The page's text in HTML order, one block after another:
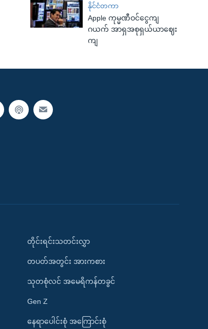
နိုင်ငံတကာ
Apple ကုမ္မဏီဝင်ငွေကျ
ဂယက် အာရှအစုရှယ်ယာဈေး
ကျ
တိုင်းရင်းသတင်းလွှာ
တပတ်အတွင်း အားကစား
သုတစုံလင် အမေရိကန်တခွင်
Gen Z
နေရာပေါင်းစုံ အကြောင်းစုံ